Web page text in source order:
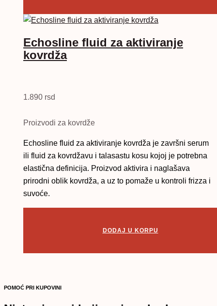
Echosline fluid za aktiviranje
kovrdža
1.890 rsd
Proizvodi za kovrdže
Echosline fluid za aktiviranje kovrdža je završni serum
ili fluid za kovrdžavu i talasastu kosu kojoj je potrebna
elastična definicija. Proizvod aktivira i naglašava
prirodni oblik kovrdža, a uz to pomaže u kontroli frizza i
suvoće.
DODAJ U KORPU
POMOĆ PRI KUPOVINI